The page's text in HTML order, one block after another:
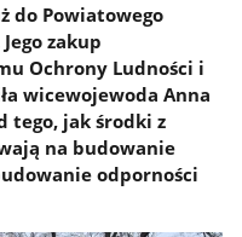
do Powiatowego
zakup
Ochrony Ludności i
wicewojewoda Anna
tego, jak środki z
na budowanie
odporności